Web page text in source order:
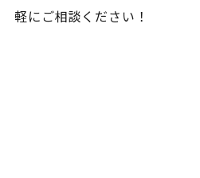
軽にご相談ください！